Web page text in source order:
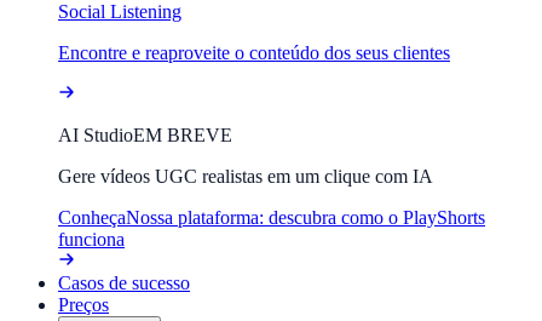
Social Listening
Encontre e reaproveite o conteúdo dos seus clientes
AI StudioEM BREVE
Gere vídeos UGC realistas em um clique com IA
ConheçaNossa plataforma: descubra como o PlayShorts
funciona
Casos de sucesso
Preços